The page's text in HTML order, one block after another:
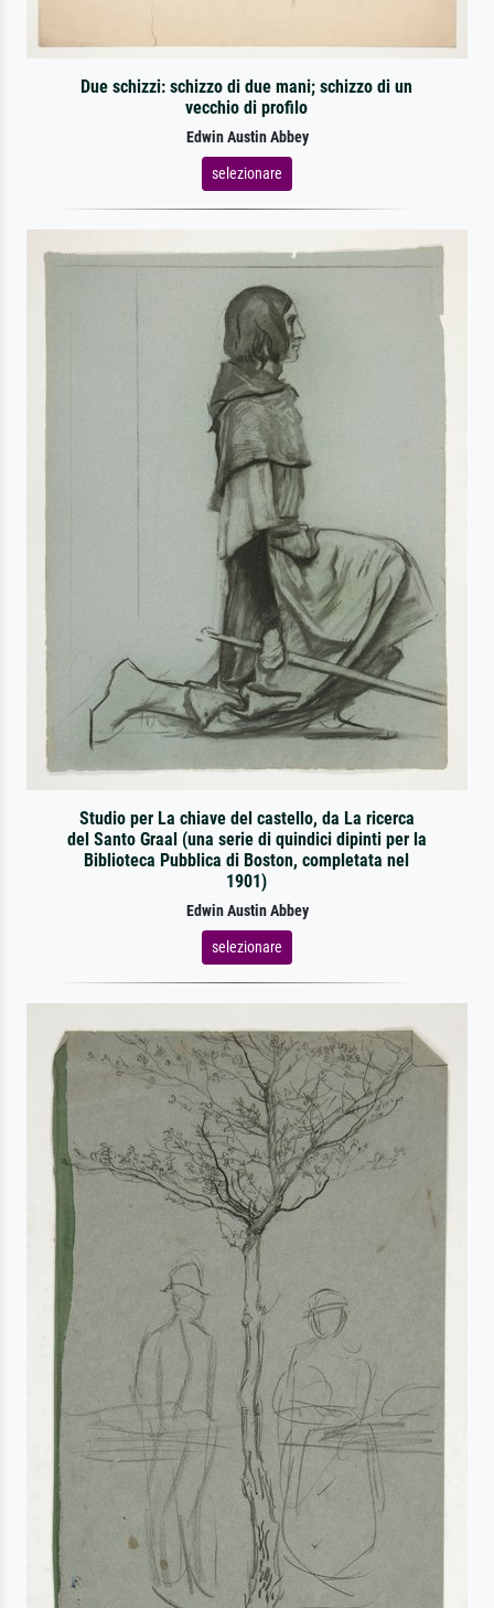
Due schizzi: schizzo di due mani; schizzo di un
vecchio di profilo
Edwin Austin Abbey
selezionare
Studio per La chiave del castello, da La ricerca
del Santo Graal (una serie di quindici dipinti per la
Biblioteca Pubblica di Boston, completata nel
1901)
Edwin Austin Abbey
selezionare